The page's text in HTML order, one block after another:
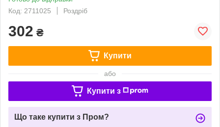
Код: 2711025
Роздріб
302 ₴
Купити
або
Купити з
Що таке купити з Пром?